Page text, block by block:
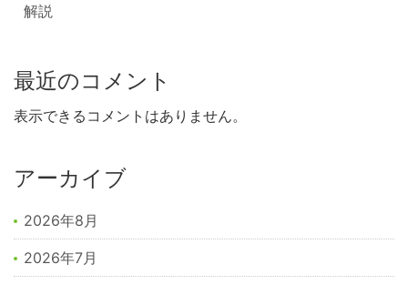
解説
最近のコメント
表示できるコメントはありません。
アーカイブ
2026年8月
2026年7月